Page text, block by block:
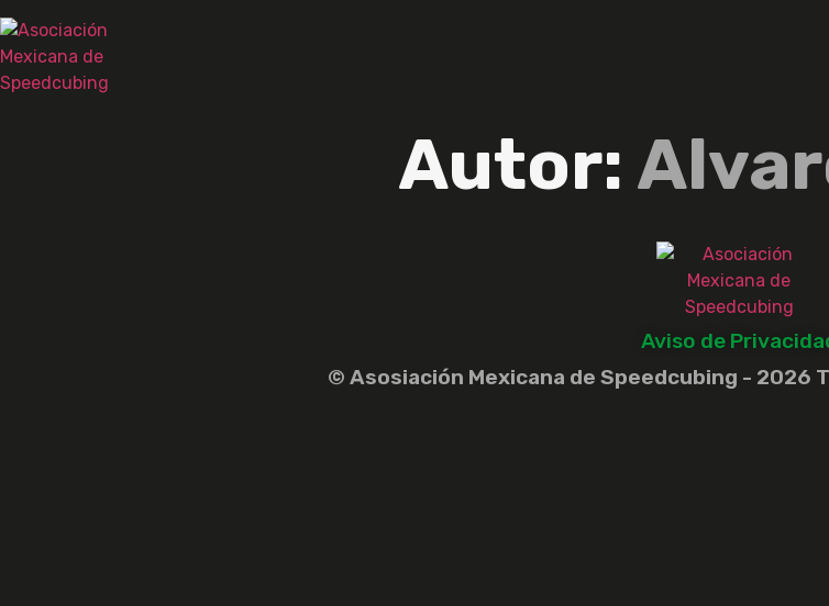
Autor:
Aviso de
© Asosiación Mexicana de Speedcubing - 2026